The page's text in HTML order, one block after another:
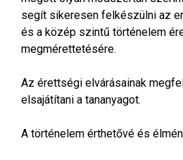
segít sikeresen felkészülni az
és a közép szintű történelem
megmérettetésére.
Az érettségi elvárásainak
elsajátítani a tananyagot.
A történelem érthetővé és